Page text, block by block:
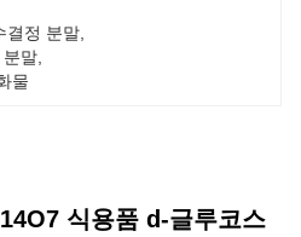
결정 분말
말
물
식용품 d-글루코스